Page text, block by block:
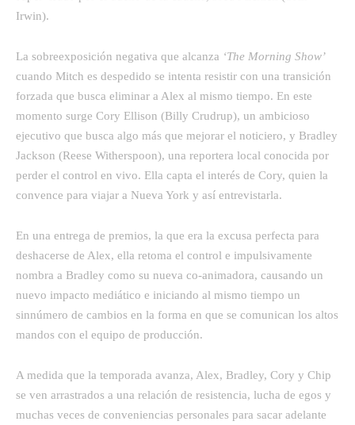
Irwin).
La sobreexposición negativa que alcanza ‘The Morning Show’
cuando Mitch es despedido se intenta resistir con una transición
forzada que busca eliminar a Alex al mismo tiempo. En este
momento surge Cory Ellison (Billy Crudrup), un ambicioso
ejecutivo que busca algo más que mejorar el noticiero, y Bradley
Jackson (Reese Witherspoon), una reportera local conocida por
perder el control en vivo. Ella capta el interés de Cory, quien la
convence para viajar a Nueva York y así entrevistarla.
En una entrega de premios, la que era la excusa perfecta para
deshacerse de Alex, ella retoma el control e impulsivamente
nombra a Bradley como su nueva co-animadora, causando un
nuevo impacto mediático e iniciando al mismo tiempo un
sinnúmero de cambios en la forma en que se comunican los altos
mandos con el equipo de producción.
A medida que la temporada avanza, Alex, Bradley, Cory y Chip
se ven arrastrados a una relación de resistencia, lucha de egos y
muchas veces de conveniencias personales para sacar adelante